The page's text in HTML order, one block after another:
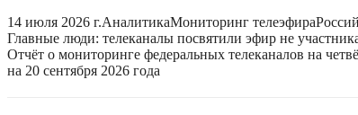
14 июля 2026 г.АналитикаМониторинг телеэфира
Главные люди: телеканалы посвятили эфир не
Отчёт о мониторинге федеральных телеканалов на
на 20 сентября 2026 года